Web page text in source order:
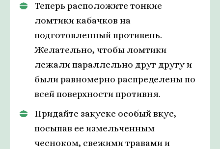
Теперь расположите тонкие
ломтики кабачков на
подготовленный противень.
Желательно, чтобы ломтики
лежали параллельно друг другу и
были равномерно распределены по
всей поверхности противня.
Придайте закуске особый вкус,
посыпав ее измельченным
чесноком, свежими травами и